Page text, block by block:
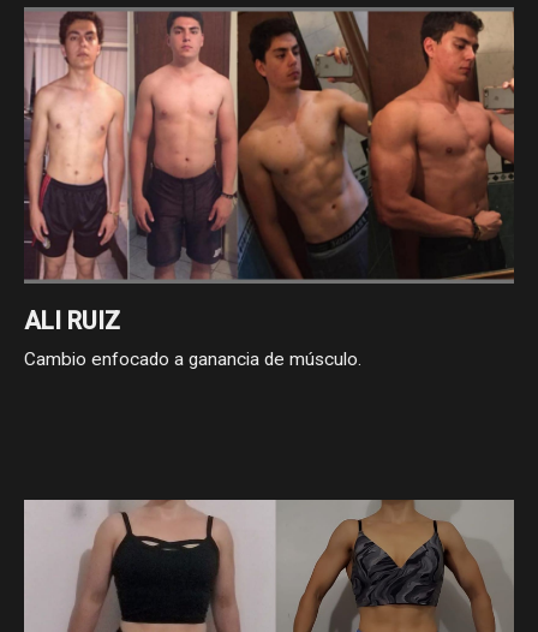
ALI RUIZ
Cambio enfocado a ganancia de músculo.